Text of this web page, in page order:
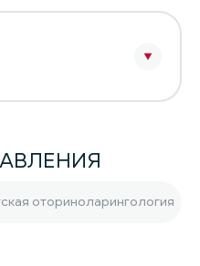
оториноларингология